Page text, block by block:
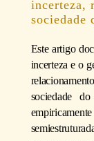
incerteza,
sociedade
Este artigo
incerteza e o
sociedade